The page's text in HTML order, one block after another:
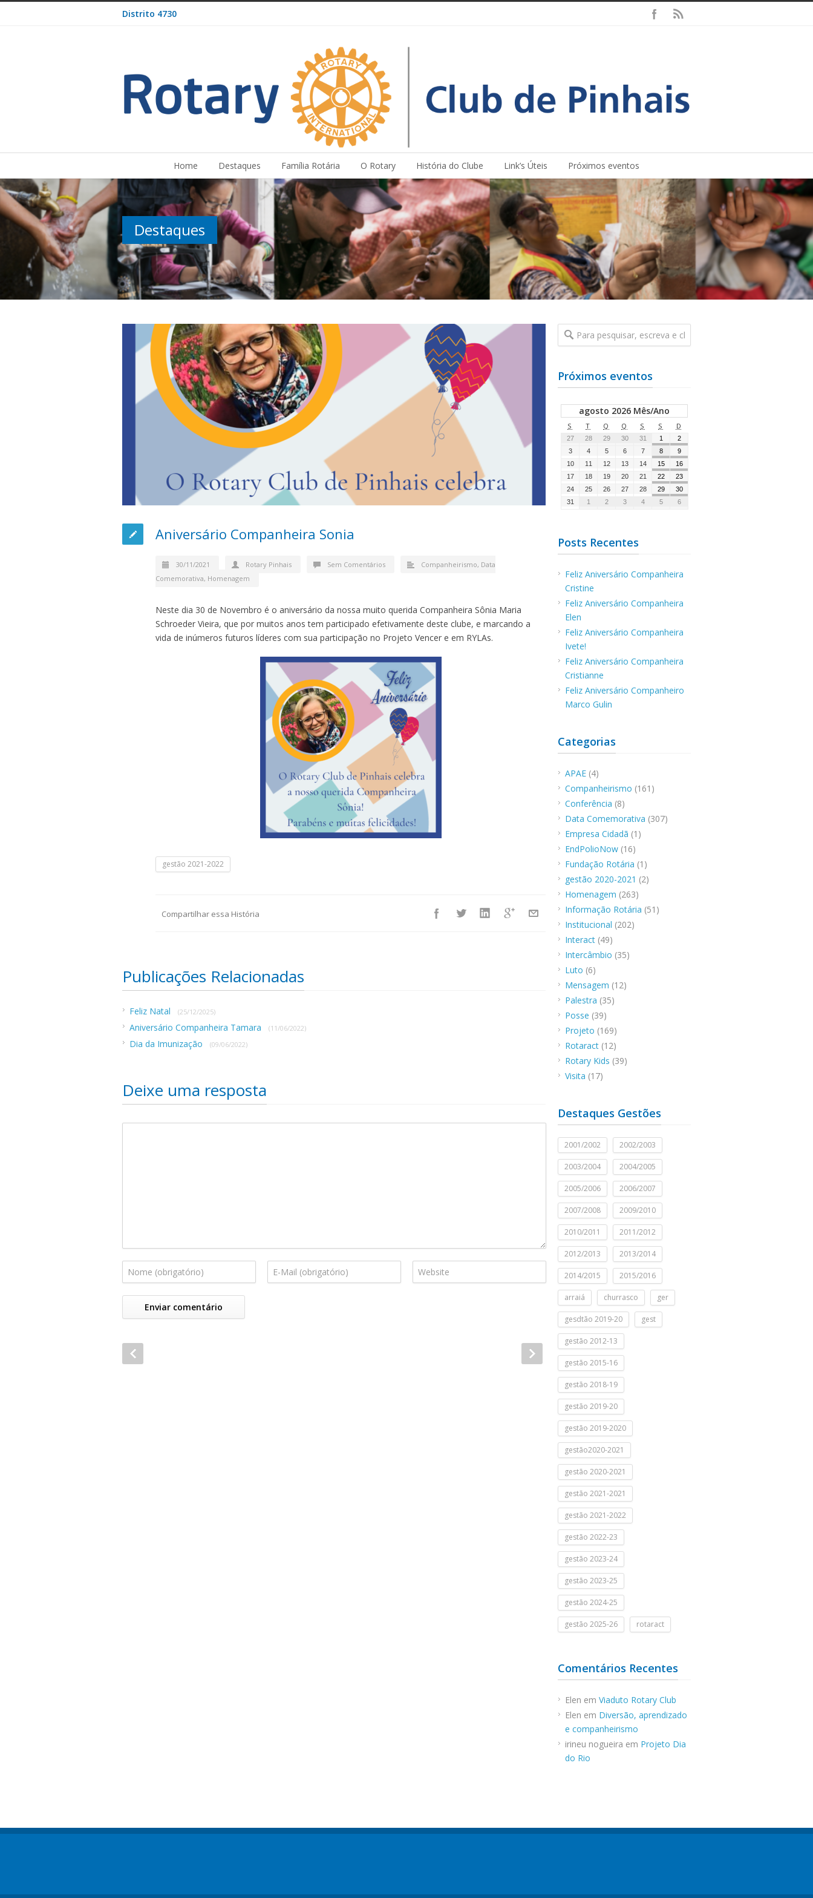
Distrito 4730
Home Destaques Família Rotária O Rotary História do Clube Link’s Úteis Próximos eventos
Destaques
Aniversário Companheira Sonia
30/11/2021 Rotary Pinhais Sem Comentários Companheirismo, Data
Comemorativa, Homenagem
Neste dia 30 de Novembro é o aniversário da nossa muito querida Companheira Sônia Maria
Schroeder Vieira, que por muitos anos tem participado efetivamente deste clube, e marcando a
vida de inúmeros futuros líderes com sua participação no Projeto Vencer e em RYLAs.
gestão 2021-2022
Compartilhar essa História
Publicações Relacionadas
Feliz Natal (25/12/2025)
Aniversário Companheira Tamara (11/06/2022)
Dia da Imunização (09/06/2022)
Deixe uma resposta
Próximos eventos
agosto 2026 Mês/Ano
S T Q Q S S D
27 28 29 30 31 1
2
3
4 5 6 7 8
9
10
11 12 13 14 15
16
17
18 19 20 21 22
23
24
25 26 27 28 29
30
31
1 2 3 4 5 6
Posts Recentes
Feliz Aniversário Companheira
Cristine
Feliz Aniversário Companheira
Elen
Feliz Aniversário Companheira
Ivete!
Feliz Aniversário Companheira
Cristianne
Feliz Aniversário Companheiro
Marco Gulin
Categorias
APAE (4)
Companheirismo (161)
Conferência (8)
Data Comemorativa (307)
Empresa Cidadã (1)
EndPolioNow (16)
Fundação Rotária (1)
gestão 2020-2021 (2)
Homenagem (263)
Informação Rotária (51)
Institucional (202)
Interact (49)
Intercâmbio (35)
Luto (6)
Mensagem (12)
Palestra (35)
Posse (39)
Projeto (169)
Rotaract (12)
Rotary Kids (39)
Visita (17)
Destaques Gestões
2001/2002 2002/2003
2003/2004 2004/2005
2005/2006 2006/2007
2007/2008 2009/2010
2010/2011 2011/2012
2012/2013 2013/2014
2014/2015 2015/2016
arraiá churrasco ger
gesdtão 2019-20 gest
gestão 2012-13
gestão 2015-16
gestão 2018-19
gestão 2019-20
gestão 2019-2020
gestão2020-2021
gestão 2020-2021
gestão 2021-2021
gestão 2021-2022
gestão 2022-23
gestão 2023-24
gestão 2023-25
gestão 2024-25
gestão 2025-26 rotaract
Comentários Recentes
Elen em Viaduto Rotary Club
Elen em Diversão, aprendizado
e companheirismo
irineu nogueira em Projeto Dia
do Rio